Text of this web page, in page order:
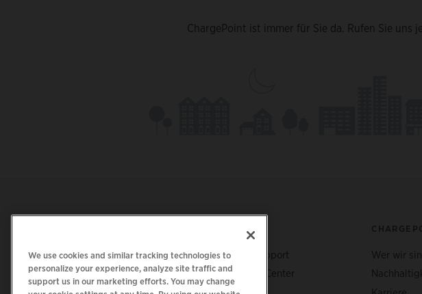
ChargePoint ist immer für Sie da. Rufen Sie uns
ChargePoint-Support
Fahrer-Support Center
Wer wir
We use cookies and similar tracking technologies to
personalize your experience, analyze site traffic and
support us in our marketing efforts. You may change